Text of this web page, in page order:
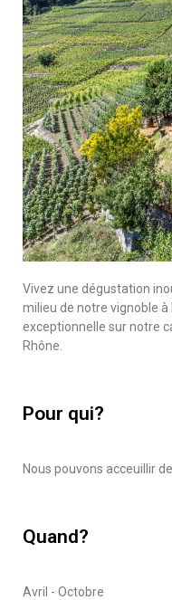
Vivez une dégustation
milieu de notre vignoble
exceptionnelle sur notre
Rhône.
Pour qui?
Nous pouvons acceuillir
Quand?
Avril - Octobre